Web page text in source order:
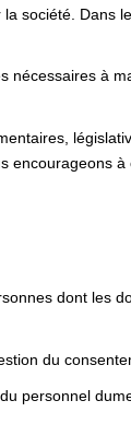
société. Dans
nécessaires à
encourageons
dont les
du
personnel